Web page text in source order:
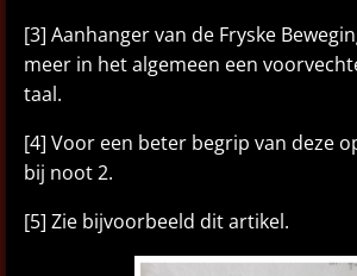
[3] Aanhanger van de Fryske
meer in het algemeen een
taal.
[4] Voor een beter begrip van deze
bij noot 2.
[5] Zie bijvoorbeeld dit artikel.